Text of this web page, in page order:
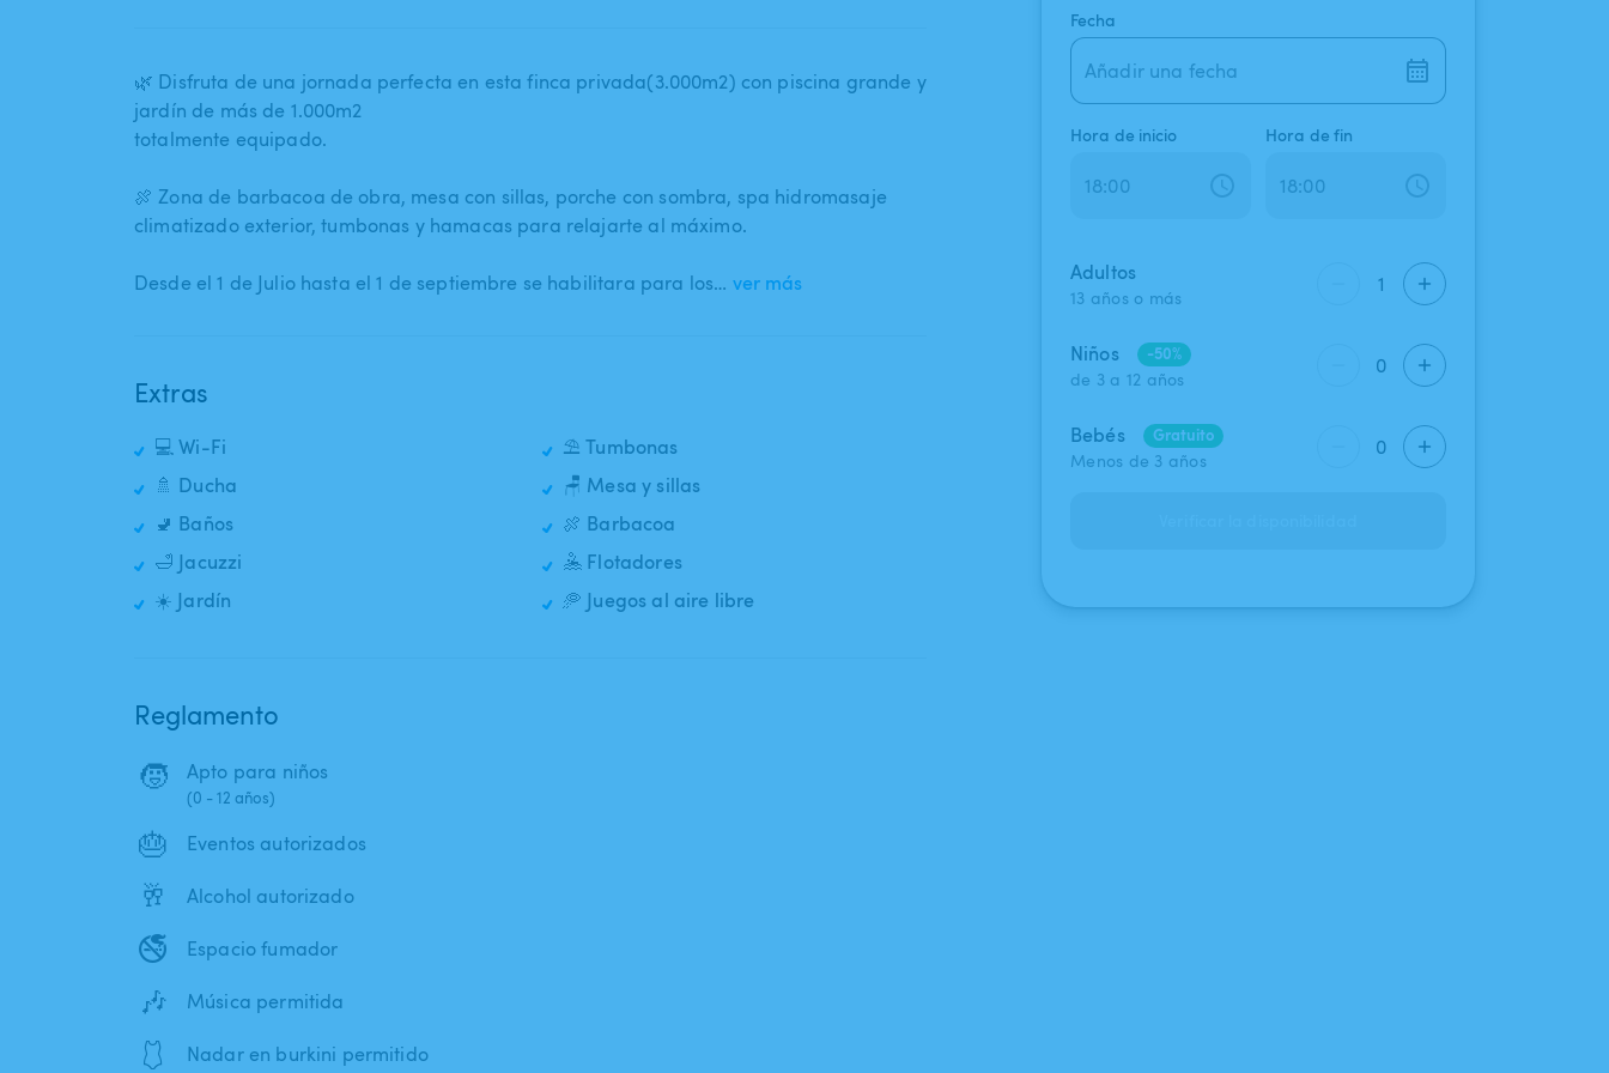
🌿 Disfruta de una jornada perfecta en esta finca privada(3.000m2) con piscina grande y
jardín de más de 1.000m2
totalmente equipado.
🍖 Zona de barbacoa de obra​,​ mesa con sillas​,​ porche con sombra​,​ spa hidromasaje
climatizado exterior​,​ tumbonas y hamacas para relajarte al máximo.
Desde el 1 de Julio hasta el 1 de septiembre se habilitara para los… ver más
Extras
💻 Wi-Fi
🚿 Ducha
🚽 Baños
🛁 Jacuzzi
☀️ Jardín
⛱️ Tumbonas
🪑 Mesa y sillas
🍖 Barbacoa
🤽 Flotadores
🥏 Juegos al aire libre
Reglamento
🧒 Apto para niños
(0 - 12 años)
🎂 Eventos autorizados
🥂 Alcohol autorizado
🚭 Espacio fumador
🎶 Música permitida
🩱 Nadar en burkini permitido
Fecha
Añadir una fecha
Hora de inicio Hora de fin
Adultos
13 años o más
1
Niños
-50%
de 3 a 12 años
0
Bebés
Gratuito
Menos de 3 años
0